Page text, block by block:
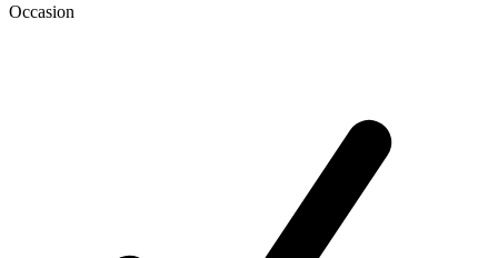
Occasion